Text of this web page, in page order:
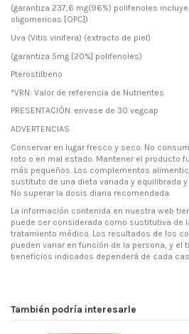
(garantiza 237,6 mg(96%) polifenoles
oligomericas [OPC])
Uva (Vitis vinifera) (extracto de
(garantiza 5mg [20%] polifenoles)
Pterostilbeno
*VRN: Valor de referencia de Nutrientes
PRESENTACIÓN. envase de 30 vegcap
ADVERTENCIAS
Conservar en lugar fresco y seco. No
roto o en mal estado. Mantener el producto
más pequeños. Los complementos
sustituto de una dieta variada y equilibrada
No superar la dosis diaria recomendada.
La información contenida en nuestra web
puede ser considerada como sustitutiva de
tratamiento médico. Los resultados de los
pueden variar en función de la persona, y el
beneficios indicados dependerá de cada
También podría interesarle